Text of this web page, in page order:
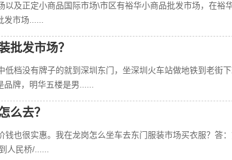
及正定小商品国际市场\市区有裕华小商品批发市场，在裕
市场......
批发市场？
档没有牌子的就到深圳东门，坐深圳火车站做地铁到老街下
牌，明华五楼是男......
么去？
也很实惠。我在龙岗怎么坐车去东门服装市场买衣服？答
人民桥/......